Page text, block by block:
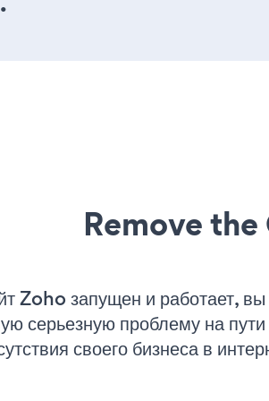
Remove
Zoho запущен и работает, вы
серьезную проблему на пути
своего бизнеса в